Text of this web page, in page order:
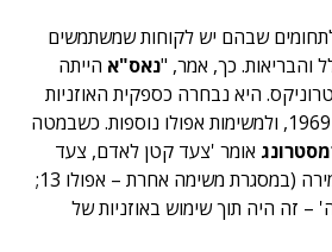
לתחומים שבהם יש לקוחות שמשתמשים
והבריאות. כך, אמר, "נאס"א הייתה
היא נבחרה כספקית האוזניות
לנחיתה על הירח, ביולי 1969, ולמשימות אפולו נוספות. כשבמטה
אומר 'צעד קטן לאדם, צעד
גדול לאנושות', ואת האמירה (במסגרת משימה אחרת – אפולו 13;
– זה היה תוך שימוש באוזניות של